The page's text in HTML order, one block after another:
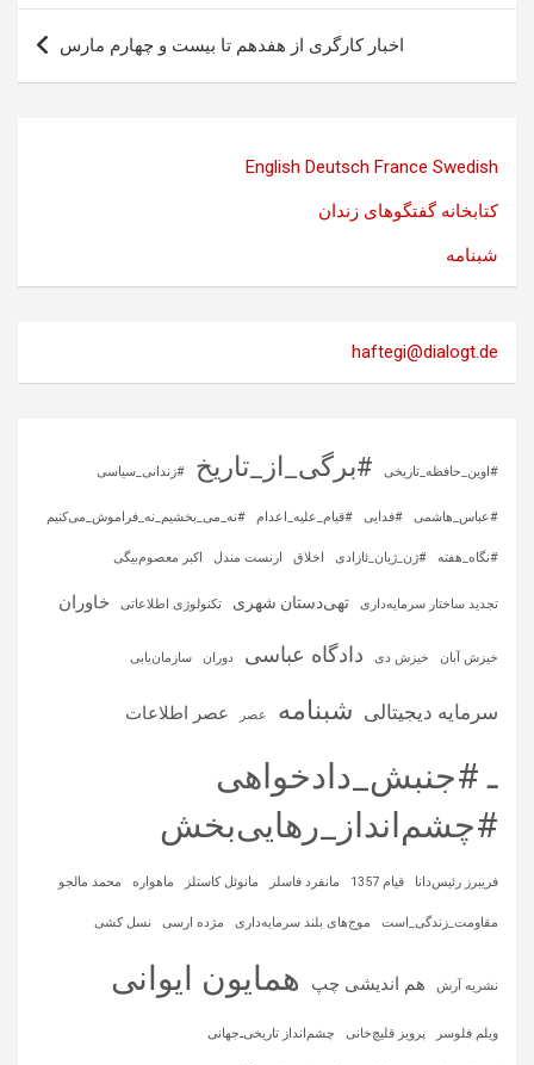
اخبار کارگری از هفدهم تا بیست و چهارم مارس
English Deutsch France Swedish
کتابخانه گفتگوهای زندان
شبنامه
haftegi@dialogt.de
#اوین_حافظه_تاریخی #برگی_از_تاریخ #زندانی_سیاسی
#عباس_هاشمی #فدایی #قیام_علیه_اعدام #نه_می_بخشیم_نه_فراموش_می‌کنیم
#نگاه_هفته #ژن_ژیان_ئازادی اخلاق ارنست مندل اکبر معصوم‌بیگی
تجدید ساختار سرمایه‌داری تهی‌دستان شهری تکنولوژی اطلاعاتی خاوران
خیزش آبان خیزش دی دادگاه عباسی دوران سازمان‌یابی
سرمایه‌ دیجیتالی شبنامه عصر عصر اطلاعات
ـ #جنبش_دادخواهی
#چشم‌انداز_رهایی‌بخش
فریبرز رئیس‌دانا قیام 1357 مانفرد فاسلر مانوئل کاستلز ماهواره‌ محمد مالجو
مقاومت_زندگی_است موج‌های بلند سرمایه‌داری مژده ارسی نسل کشی
نشریه آرش هم اندیشی چپ همایون ایوانی
ویلم فلوسر پرویز قلیچ‌خانی چشم‌انداز تاریخی‌ـ‌جهانی